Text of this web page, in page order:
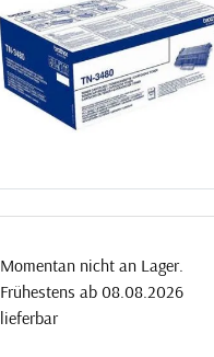
Momentan nicht an Lager.
Frühestens ab 08.08.2026
lieferbar